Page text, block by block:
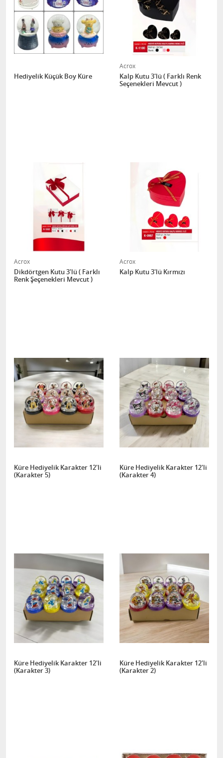
Hediyelik Küçük Boy Küre
Acrox
Kalp Kutu 3'lü ( Farklı Renk
Seçenekleri Mevcut )
Acrox
Dikdörtgen Kutu 3'lü ( Farklı
Renk Şeçenekleri Mevcut )
Acrox
Kalp Kutu 3'lü Kırmızı
Küre Hediyelik Karakter 12'li
(Karakter 5)
Küre Hediyelik Karakter 12'li
(Karakter 4)
Küre Hediyelik Karakter 12'li
(Karakter 3)
Küre Hediyelik Karakter 12'li
(Karakter 2)